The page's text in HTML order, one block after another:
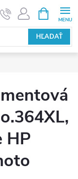
HĽADAŤ
KOŠÍK
HP